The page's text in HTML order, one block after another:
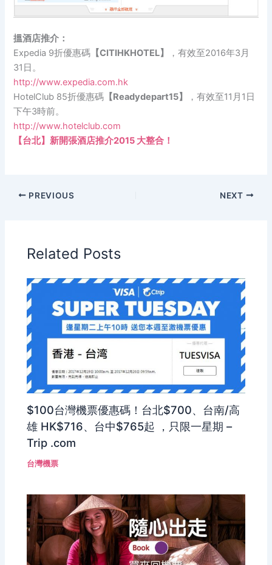
搵酒店推介：
Expedia 9折優惠碼 【CITIHKHOTEL】
，有效至2016年3月
31日。
http://www.expedia.com.hk
HotelClub 85折優惠碼 【Readydepart15】
，有效至11月1日
下午3時前。
http://www.hotelclub.com
【台北】新開張酒店推介2015 大整合！
PREVIOUS NEXT
Related Posts
$100台灣機票優惠碼！台北$700、台南/高
雄 HK$716、台中$765起 ，只限一星期 –
Trip .com
台灣機票